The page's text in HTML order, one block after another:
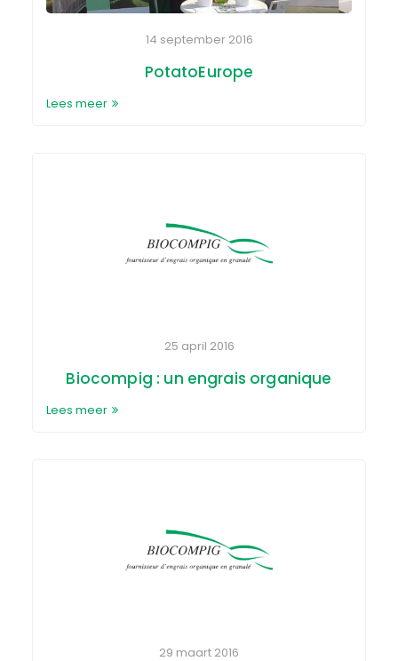
14 september 2016
PotatoEurope
Lees meer
25 april 2016
Biocompig : un engrais organique
Lees meer
29 maart 2016